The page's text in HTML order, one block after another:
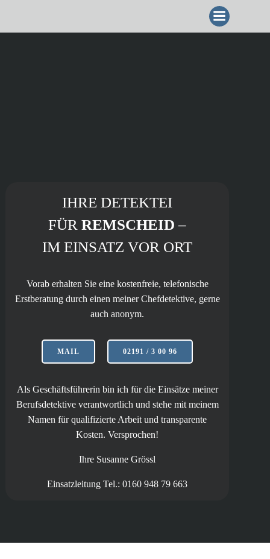
SPRINGEN
IHRE DETEKTEI
FÜRREMSCHEID –
IM EINSATZ VOR ORT
Vorab erhalten Sie eine kostenfreie, telefonische
Erstberatung durch einen meiner Chefdetektive, gerne
auch anonym.
MAIL 02191 / 3 00 96
Als Geschäftsführerin bin ich für die Einsätze meiner
Berufsdetektive verantwortlich und stehe mit meinem
Namen für qualifizierte Arbeit und transparente
Kosten. Versprochen!
Ihre Susanne Grössl
Einsatzleitung Tel.: 0160 948 79 663